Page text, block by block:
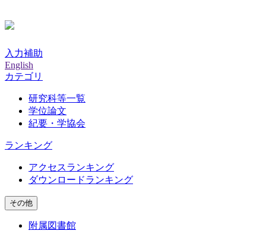
入力補助
English
カテゴリ
研究科等一覧
学位論文
紀要・学協会
ランキング
アクセスランキング
ダウンロードランキング
その他
附属図書館